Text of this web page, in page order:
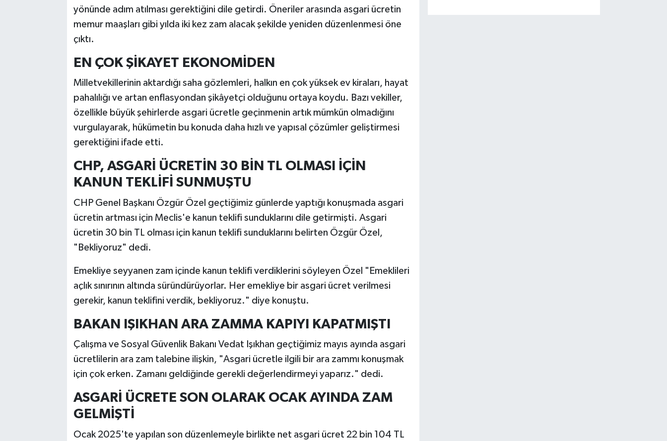
yönünde adım atılması gerektiğini dile getirdi. Öneriler arasında asgari ücretin
memur maaşları gibi yılda iki kez zam alacak şekilde yeniden düzenlenmesi öne
çıktı.
EN ÇOK ŞİKAYET EKONOMİDEN
Milletvekillerinin aktardığı saha gözlemleri, halkın en çok yüksek ev kiraları, hayat
pahalılığı ve artan enflasyondan şikâyetçi olduğunu ortaya koydu. Bazı vekiller,
özellikle büyük şehirlerde asgari ücretle geçinmenin artık mümkün olmadığını
vurgulayarak, hükümetin bu konuda daha hızlı ve yapısal çözümler geliştirmesi
gerektiğini ifade etti.
CHP, ASGARİ ÜCRETİN 30 BİN TL OLMASI İÇİN
KANUN TEKLİFİ SUNMUŞTU
CHP Genel Başkanı Özgür Özel geçtiğimiz günlerde yaptığı konuşmada asgari
ücretin artması için Meclis'e kanun teklifi sunduklarını dile getirmişti. Asgari
ücretin 30 bin TL olması için kanun teklifi sunduklarını belirten Özgür Özel,
"Bekliyoruz" dedi.
Emekliye seyyanen zam içinde kanun teklifi verdiklerini söyleyen Özel "Emeklileri
açlık sınırının altında süründürüyorlar. Her emekliye bir asgari ücret verilmesi
gerekir, kanun teklifini verdik, bekliyoruz." diye konuştu.
BAKAN IŞIKHAN ARA ZAMMA KAPIYI KAPATMIŞTI
Çalışma ve Sosyal Güvenlik Bakanı Vedat Işıkhan geçtiğimiz mayıs ayında asgari
ücretlilerin ara zam talebine ilişkin, "Asgari ücretle ilgili bir ara zammı konuşmak
için çok erken. Zamanı geldiğinde gerekli değerlendirmeyi yaparız." dedi.
ASGARİ ÜCRETE SON OLARAK OCAK AYINDA ZAM
GELMİŞTİ
Ocak 2025'te yapılan son düzenlemeyle birlikte net asgari ücret 22 bin 104 TL